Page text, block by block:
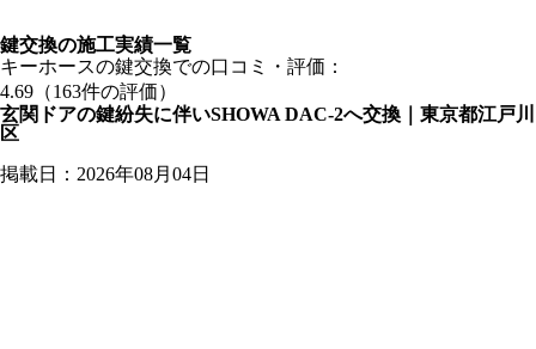
鍵交換の施工実績一覧
キーホースの鍵交換での口コミ・評価：
4.69（163件の評価）
玄関ドアの鍵紛失に伴いSHOWA DAC-2へ交換｜東京都江戸川
区
掲載日：2026年08月04日